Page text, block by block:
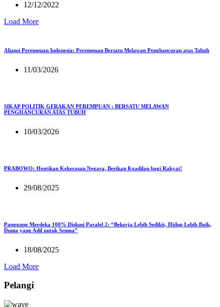
12/12/2022
Load More
Aliansi Perempuan Indonesia: Perempuan Bersatu Melawan Penghancuran atas Tubuh
11/03/2026
SIKAP POLITIK GERAKAN PEREMPUAN : BERSATU MELAWAN
PENGHANCURAN ATAS TUBUH
10/03/2026
PRABOWO: Hentikan Kekerasan Negara, Berikan Keadilan bagi Rakyat!
29/08/2025
Panggung Merdeka 100% Diskusi Paralel 2: “Bekerja Lebih Sedikit, Hidup Lebih Baik,
Dunia yang Adil untuk Semua”
18/08/2025
Load More
Pelangi